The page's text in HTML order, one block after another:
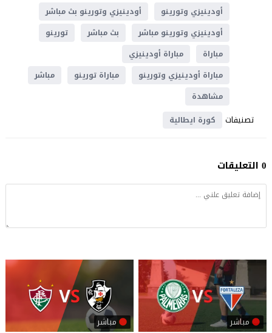
أودينيزي وتورينو
أودينيزي وتورينو بث مباشر
أودينيزي وتورينو مباشر
بث مباشر
تورينو
مباراة
مباراة أودينيزي
مباراة أودينيزي وتورينو
مباراة تورينو
مباشر
مشاهدة
تصنيفات كورة ايطالية
0 التعليقات
مباشر مباشر